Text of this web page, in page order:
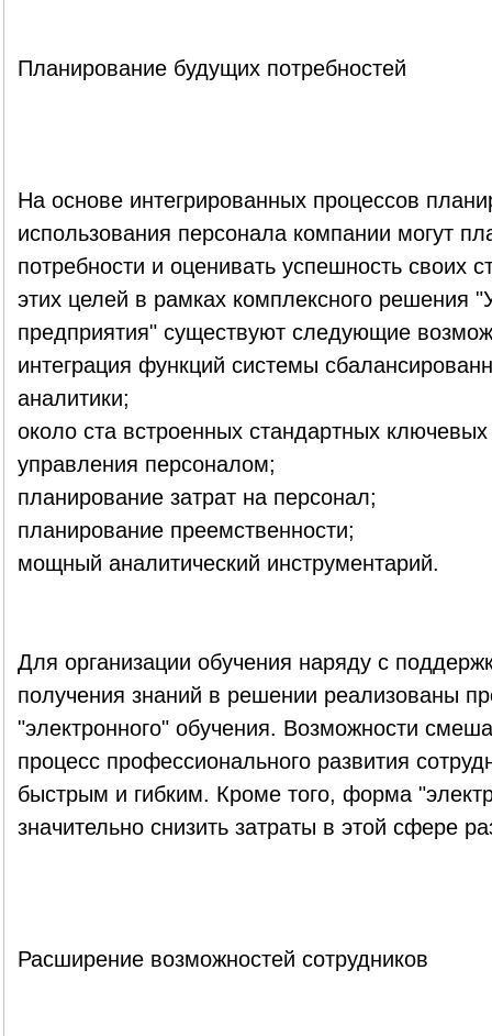
Планирование будущих потребностей
На основе интегрированных процессов
использования персонала компании могут
потребности и оценивать успешность своих
этих целей в рамках комплексного решения
предприятия" существуют следующие
интеграция функций системы
аналитики;
около ста встроенных стандартных
управления персоналом;
планирование затрат на персонал;
планирование преемственности;
мощный аналитический инструментарий.
Для организации обучения наряду с
получения знаний в решении реализованы
"электронного" обучения. Возможности
процесс профессионального развития
быстрым и гибким. Кроме того, форма
значительно снизить затраты в этой сфере
Расширение возможностей сотрудников